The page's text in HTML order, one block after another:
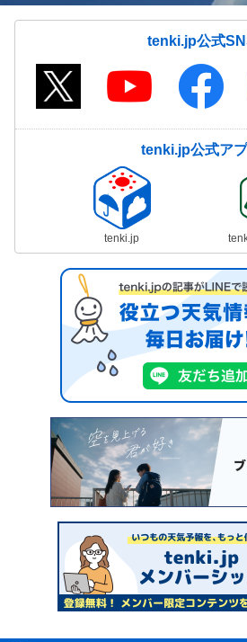
tenki.jp公式
tenki.jp公式ア
tenki.jp